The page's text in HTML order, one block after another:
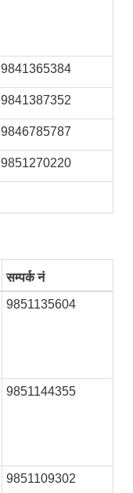
9841365384
9841387352
9846785787
9851270220
सम्पर्क नं
9851135604
9851144355
9851109302